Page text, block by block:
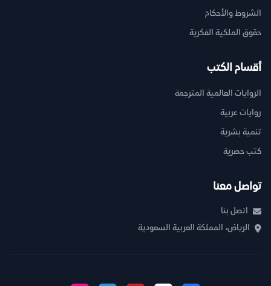
الشروط والأحكام
حقوق الملكية الفكرية
أقسام الكتب
الروايات العالمية المترجمة
روايات عربية
تنمية بشرية
كتب حصرية
تواصل معنا
اتصل بنا
الرياض، المملكة العربية السعودية